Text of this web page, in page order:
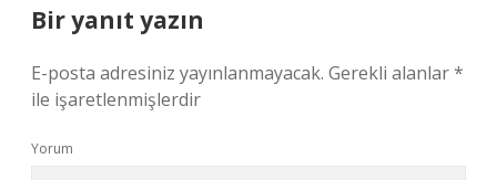
Bir yanıt yazın
E-posta adresiniz yayınlanmayacak. Gerekli alanlar*
ile işaretlenmişlerdir
Yorum